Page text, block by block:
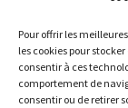
Pour offrir les
les cookies pour
consentir à ces
comportement de
consentir ou de retirer